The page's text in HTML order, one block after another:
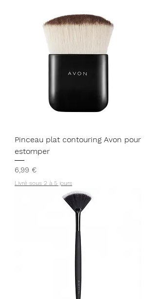
Pinceau plat contouring Avon pour
estomper
Prix
6,99 €
Livré sous 2 à 5 jours